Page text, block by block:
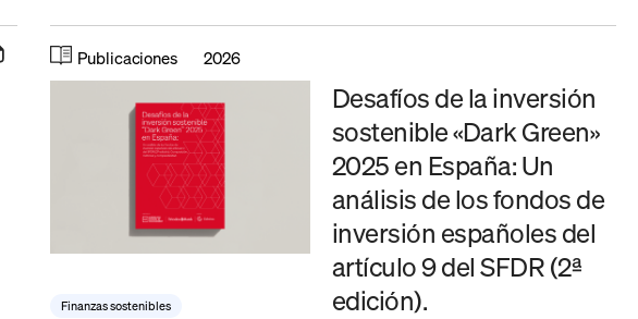
Publicaciones 2026
Desafíos de la inversión
sostenible «Dark Green»
2025 en España: Un
análisis de los fondos de
inversión españoles del
artículo 9 del SFDR (2ª
edición).
Finanzas sostenibles